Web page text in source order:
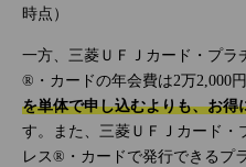
時点）
一方、三菱ＵＦＪカード・プラ
®・カードの年会費は2万2,000円
を単体で申し込むよりも、お得
す。また、三菱ＵＦＪカード・
レス®・カードで発行できるプ